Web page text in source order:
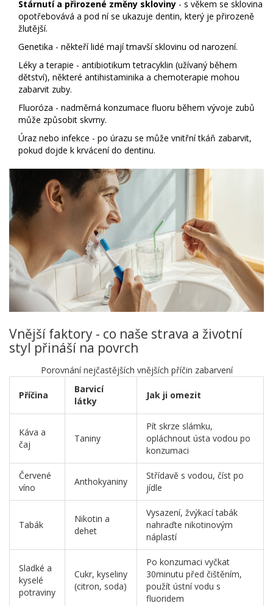
Stárnutí a přirozené změny skloviny - s věkem se sklovina
opotřebovává a pod ní se ukazuje dentin, který je přirozeně
žlutější.
Genetika - někteří lidé mají tmavší sklovinu od narození.
Léky a terapie - antibiotikum tetracyklin (užívaný během
dětství), některé antihistaminika a chemoterapie mohou
zabarvit zuby.
Fluoróza - nadměrná konzumace fluoru během vývoje zubů
může způsobit skvrny.
Úraz nebo infekce - po úrazu se může vnitřní tkáň zabarvit,
pokud dojde k krvácení do dentinu.
Vnější faktory - co naše strava a životní
styl přináší na povrch
Porovnání nejčastějších vnějších příčin zabarvení
Příčina
Barvicí
látky
Jak ji omezit
Káva a
čaj
Taniny
Pít skrze slámku,
opláchnout ústa vodou po
konzumaci
Červené
víno
Anthokyaniny
Střídavě s vodou, číst po
jídle
Tabák
Nikotin a
dehet
Vysazení, žvýkací tabák
nahraďte nikotinovým
náplastí
Sladké a
kyselé
potraviny
Cukr, kyseliny
(citron, soda)
Po konzumaci vyčkat
30minutu před čištěním,
použít ústní vodu s
fluoridem